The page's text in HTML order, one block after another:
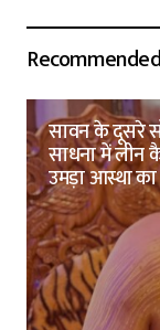
सावन के दूसरे
साधना में लीन
उमड़ा आस्था